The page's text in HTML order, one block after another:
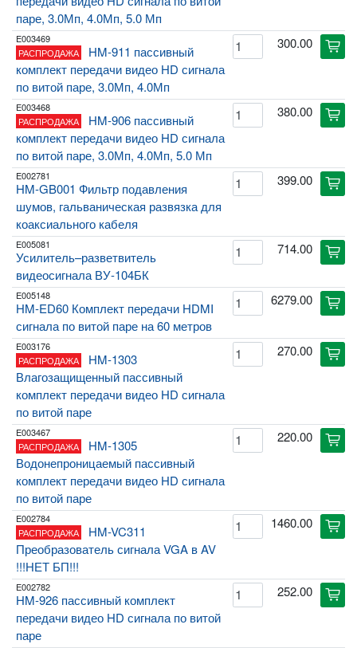
паре, 3.0Мп, 4.0Мп, 5.0 Мп
E003469
РАСПРОДАЖА
HM-911 пассивный
комплект передачи видео HD сигнала
по витой паре, 3.0Мп, 4.0Мп
300.00 cart
E003468
РАСПРОДАЖА
HM-906 пассивный
комплект передачи видео HD сигнала
по витой паре, 3.0Мп, 4.0Мп, 5.0 Мп
380.00 cart
E002781
HM-GB001 Фильтр подавления
шумов, гальваническая развязка для
коаксиального кабеля
399.00 cart
E005081
Усилитель–разветвитель
видеосигнала ВУ-104БК
714.00 cart
E005148
HM-ED60 Комплект передачи HDMI
сигнала по витой паре на 60 метров
6279.00 cart
E003176
РАСПРОДАЖА
HM-1303
Влагозащищенный пассивный
комплект передачи видео HD сигнала
по витой паре
270.00 cart
E003467
РАСПРОДАЖА
HM-1305
Водонепроницаемый пассивный
комплект передачи видео HD сигнала
по витой паре
220.00 cart
E002784
РАСПРОДАЖА
HM-VC311
Преобразователь сигнала VGA в AV
!!!НЕТ БП!!!
1460.00 cart
E002782
HM-926 пассивный комплект
передачи видео HD сигнала по витой
паре
252.00 cart